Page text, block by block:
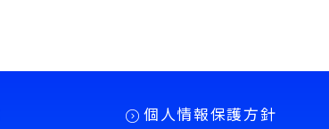
個人情報保護方針